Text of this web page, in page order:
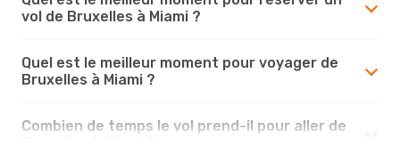
vol de Bruxelles à Miami ?
Quel est le meilleur moment pour voyager de
Bruxelles à Miami ?
Combien de temps le vol prend-il pour aller de